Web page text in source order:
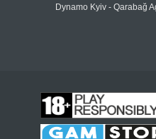
Dynamo Kyiv - Qarabağ